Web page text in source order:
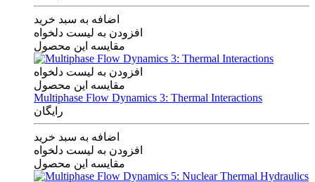
اضافه به سبد خرید
افزودن به لیست دلخواه
مقایسه این محصول
افزودن به لیست دلخواه
مقایسه این محصول
Multiphase Flow Dynamics 3: Thermal Interactions
رایگان
اضافه به سبد خرید
افزودن به لیست دلخواه
مقایسه این محصول